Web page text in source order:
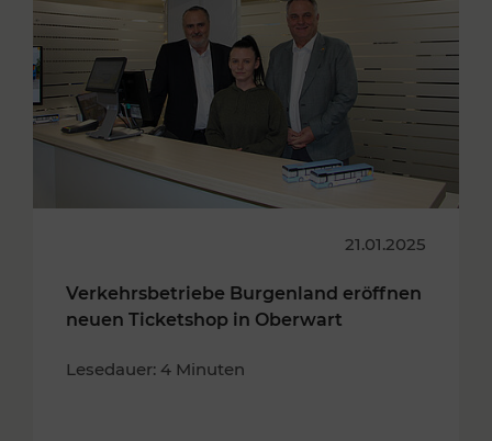
21.01.2025
Verkehrsbetriebe Burgenland eröffnen
neuen Ticketshop in Oberwart
Lesedauer: 4 Minuten